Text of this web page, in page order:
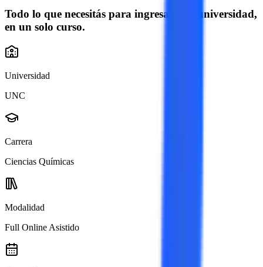
Todo lo que necesitás para ingresar a la universidad,
en un solo curso.
Universidad
UNC
Carrera
Ciencias Químicas
Modalidad
Full Online Asistido